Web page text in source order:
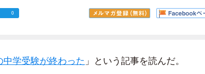
0
中学受験が終わった 」という記事を読んだ。